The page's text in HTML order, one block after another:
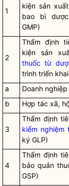
1
kiện sản
bao bì
GMP)
2
Thẩm định
kiện sản
thuốc từ
trình triển khai
a Doanh nghiệp
b
Hợp tác xã,
3
Thẩm định
kiểm nghiệm
ký GLP)
4
Thẩm định
bảo quản
GSP)